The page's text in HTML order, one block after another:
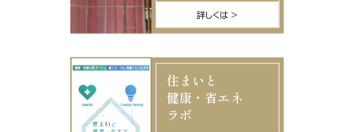
詳しくは
住まいと
健康・省エネ
ラボ